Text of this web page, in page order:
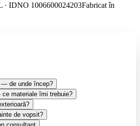
· IDNO 1006600024203Fabricat în
— de unde încep?
materiale îmi trebuie?
de vopsit?